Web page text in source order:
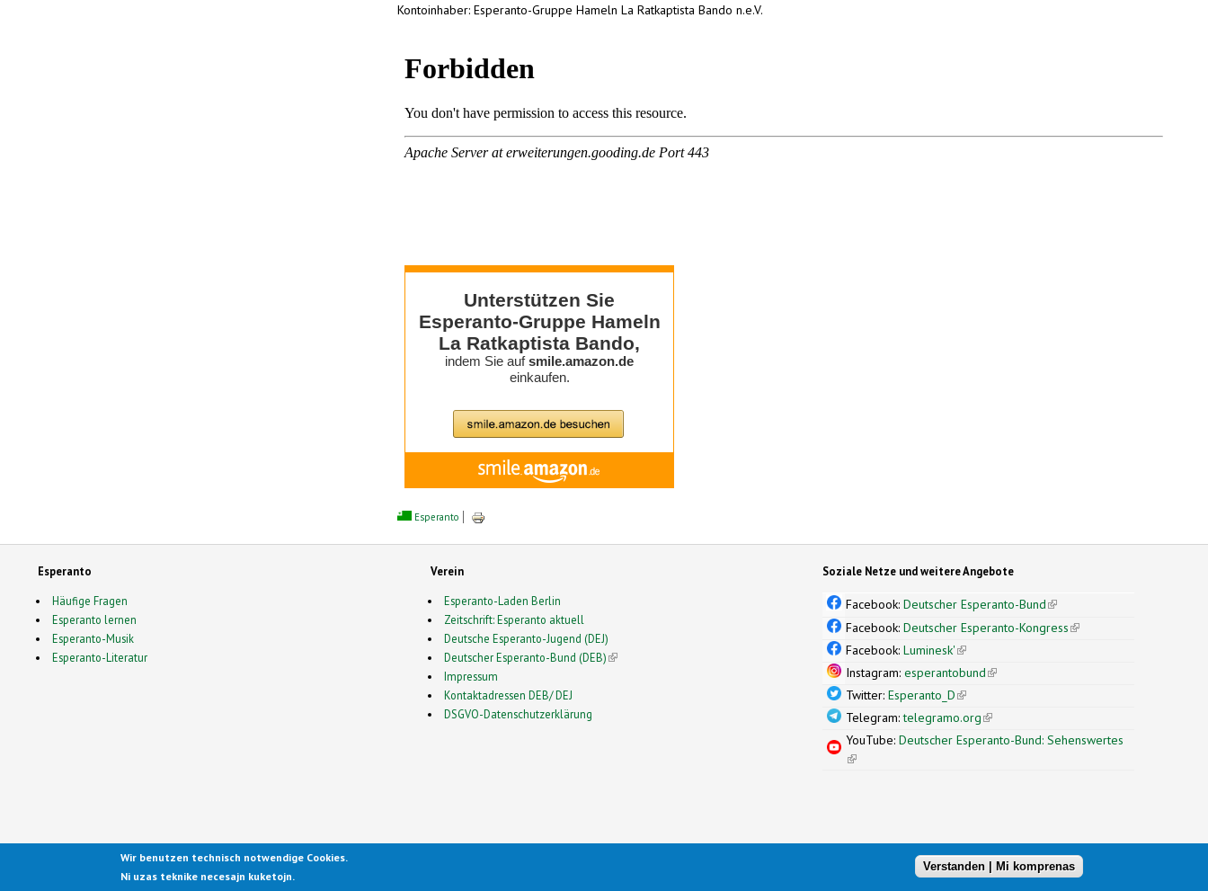
Kontoinhaber: Esperanto-Gruppe Hameln La Ratkaptista Bando n.e.V.
Esperanto
Esperanto
Häufige Fragen
Esperanto lernen
Esperanto-Musik
Esperanto-Literatur
Verein
Esperanto-Laden Berlin
Zeitschrift: Esperanto aktuell
Deutsche Esperanto-Jugend (DEJ)
Deutscher Esperanto-Bund (DEB)(link is external)
Impressum
Kontaktadressen DEB/ DEJ
DSGVO-Datenschutzerklärung
Soziale Netze und weitere Angebote
Facebook:Deutscher Esperanto-Bund(link is external)
Facebook:Deutscher Esperanto-Kongress(link is external)
Facebook:Luminesk'(link is external)
Instagram:esperantobund(link is external)
Twitter:Esperanto_D(link is external)
Telegram:telegramo.org(link is external)
YouTube:Deutscher Esperanto-Bund: Sehenswertes
(link is external)
Simple Themes(link is external)
.
Wir benutzen technisch notwendige Cookies.
Ni uzas teknike necesajn kuketojn.
Verstanden | Mi komprenas